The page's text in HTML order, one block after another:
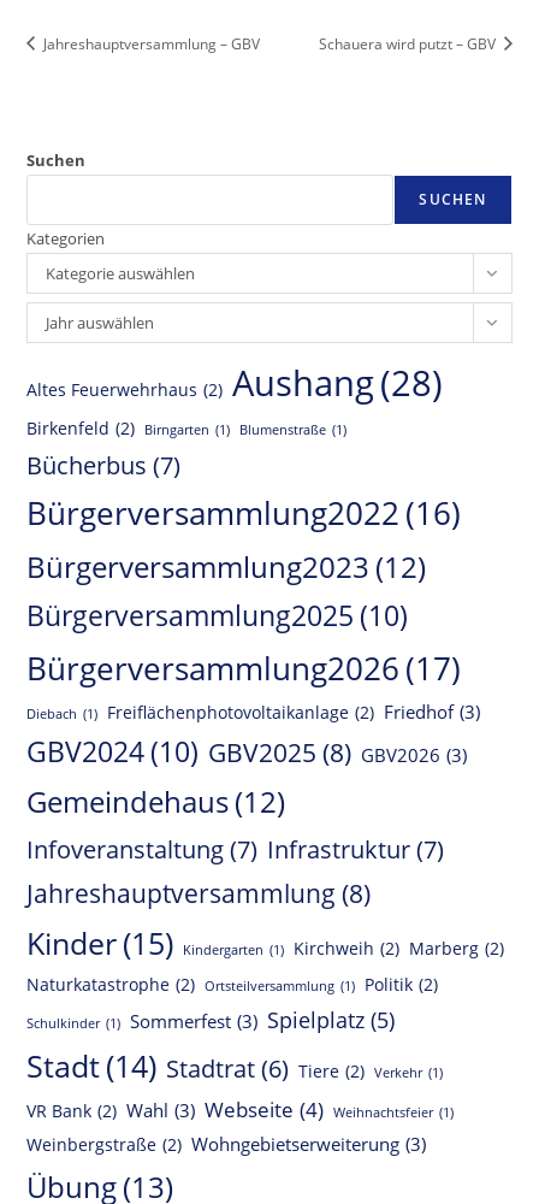
Jahreshauptversammlung – GBV Schauera wird putzt – GBV
Suchen
SUCHEN
Kategorien
Kategorie auswählen
Archiv
Jahr auswählen
Altes Feuerwehrhaus (2) Aushang(28)
Birkenfeld (2) Birngarten (1) Blumenstraße (1)
Bücherbus (7)
Bürgerversammlung2022 (16)
Bürgerversammlung2023 (12)
Bürgerversammlung2025 (10)
Bürgerversammlung2026(17)
Diebach (1) Freiflächenphotovoltaikanlage (2) Friedhof (3)
GBV2024(10) GBV2025 (8) GBV2026 (3)
Gemeindehaus(12)
Infoveranstaltung(7) Infrastruktur(7)
Jahreshauptversammlung (8)
Kinder(15) Kindergarten (1) Kirchweih (2) Marberg (2)
Naturkatastrophe (2) Ortsteilversammlung (1) Politik (2)
Schulkinder (1) Sommerfest (3) Spielplatz (5)
Stadt(14) Stadtrat (6) Tiere (2) Verkehr (1)
VR Bank (2) Wahl (3) Webseite (4) Weihnachtsfeier (1)
Weinbergstraße (2) Wohngebietserweiterung (3)
Übung(13)